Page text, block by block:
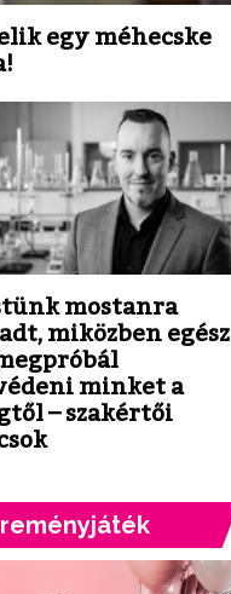
egy méhecske
mostanra
miközben egész
minket a
– szakértői